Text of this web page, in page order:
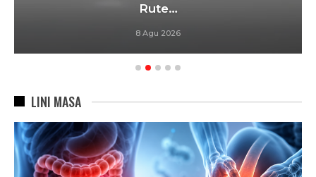
Rute…
8 Agu 2026
LINI MASA